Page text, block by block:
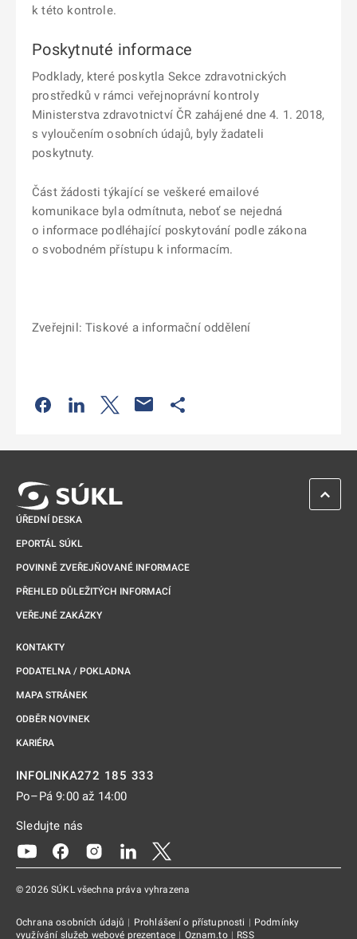
k této kontrole.
Poskytnuté informace
Podklady, které poskytla Sekce zdravotnických
prostředků v rámci veřejnoprávní kontroly
Ministerstva zdravotnictví ČR zahájené dne 4. 1. 2018,
s vyloučením osobních údajů, byly žadateli
poskytnuty.
Část žádosti týkající se veškeré emailové
komunikace byla odmítnuta, neboť se nejedná
o informace podléhající poskytování podle zákona
o svobodném přístupu k informacím.
Zveřejnil: Tiskové a informační oddělení
Odkaz se otevře na nové kartě
Odkaz se otevře na nové kartě
Odkaz se otevře na nové kartě
ÚŘEDNÍ DESKA
EPORTÁL SÚKL
POVINNĚ ZVEŘEJŇOVANÉ INFORMACE
PŘEHLED DŮLEŽITÝCH INFORMACÍ
VEŘEJNÉ ZAKÁZKY
KONTAKTY
PODATELNA / POKLADNA
MAPA STRÁNEK
ODBĚR NOVINEK
KARIÉRA
INFOLINKA272 185 333
Po–Pá 9:00 až 14:00
Sledujte nás
Odkaz se otevře na nové kartě
Odkaz se otevře na nové kartě
Odkaz se otevře na nové kartě
Odkaz se otevře na nové kartě
© 2026 SÚKL všechna práva vyhrazena
Ochrana osobních údajů | Prohlášení o přístupnosti | Podmínky
využívání služeb webové prezentace | Oznam.to | RSS
ZPĚT